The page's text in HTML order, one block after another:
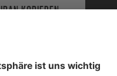
IBAN KOPIEREN